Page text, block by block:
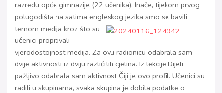
razredu opće gimnazije (22 učenika). Inače, tijekom prvog
polugodišta na satima engleskog jezika smo se bavili
temom medija kroz što su
učenici propitivali
vjerodostojnost medija. Za ovu radionicu odabrala sam
dvije aktivnosti iz dviju različitih cjelina. Iz lekcije Dijeli
pažljivo odabrala sam aktivnost Čiji je ovo profil. Učenici su
radili u skupinama, svaka skupina je dobila podatke o